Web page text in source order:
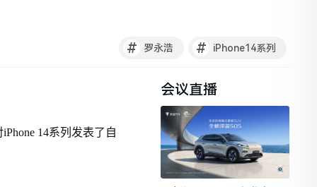
# 罗永浩 # iPhone14系列
14系列发表了自
会议直播